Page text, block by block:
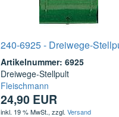
240-6925 - Dreiwege-
Artikelnummer: 6925
Dreiwege-Stellpult
Fleischmann
24,90 EUR
inkl. 19 % MwSt., zzgl. Versand